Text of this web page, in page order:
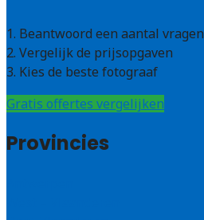
1. Beantwoord een aantal vragen
2. Vergelijk de prijsopgaven
3. Kies de beste fotograaf
Gratis offertes vergelijken
Provincies